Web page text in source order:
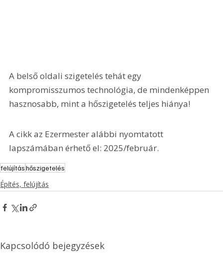
A belső oldali szigetelés tehát egy
kompromisszumos technológia, de mindenképpen
hasznosabb, mint a hőszigetelés teljes hiánya!
A cikk az Ezermester alábbi nyomtatott
lapszámában érhető el: 2025/február.
felújításhőszigetelés
Építés, felújítás
Kapcsolódó bejegyzések